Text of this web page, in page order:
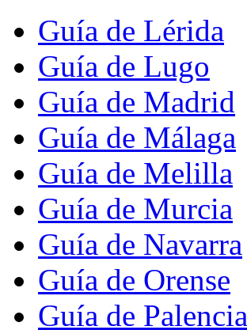
Guía de Lérida
Guía de Lugo
Guía de Madrid
Guía de Málaga
Guía de Melilla
Guía de Murcia
Guía de Navarra
Guía de Orense
Guía de Palencia